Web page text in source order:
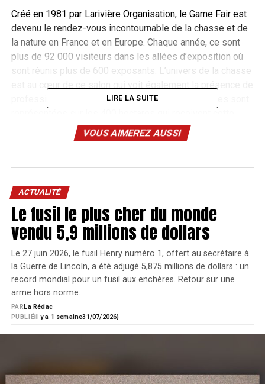
Créé en 1981 par Larivière Organisation, le Game Fair est
devenu le rendez-vous incontournable de la chasse et de
la nature en France et en Europe. Chaque année, ce sont
plus de 92 000 visiteurs dans les allées d’exposition où
sont réunis plus de 600 exposants. L’univers de la chasse
professionnels du tir sportif. Plus de 5 000 marques sont
exposition. Vous y trouverez toutes les nouveautés
concernant les armes, l’optique, les munitions, les
territoire.
Plus grande vitrine de la chasse en France, le Game Fair
propose chaque année des animations autour de cette
activité au sein des différents espaces comme le Village
Premium, le Village Chiens, le Village Chasse à l’Arc, le
Village Pêche, le Village Artisans couteliers ou encore le
Cette année, elles auront pour thèmes : le ball-trap, le
LIRE LA SUITE
VOUS AIMEREZ AUSSI
ACTUALITÉ
Le fusil le plus cher du monde
vendu 5,9 millions de dollars
Le 27 juin 2026, le fusil Henry numéro 1, offert au secrétaire à
la Guerre de Lincoln, a été adjugé 5,875 millions de dollars : un
record mondial pour un fusil aux enchères. Retour sur une
arme hors norme.
PUBLIÉil y a 1 semaine31/07/2026)
PARLa Rédac